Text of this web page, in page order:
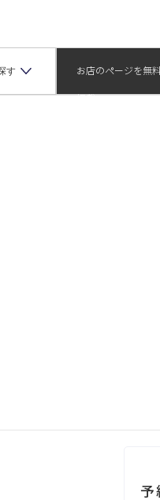
す お店のページを無料
掲載
予